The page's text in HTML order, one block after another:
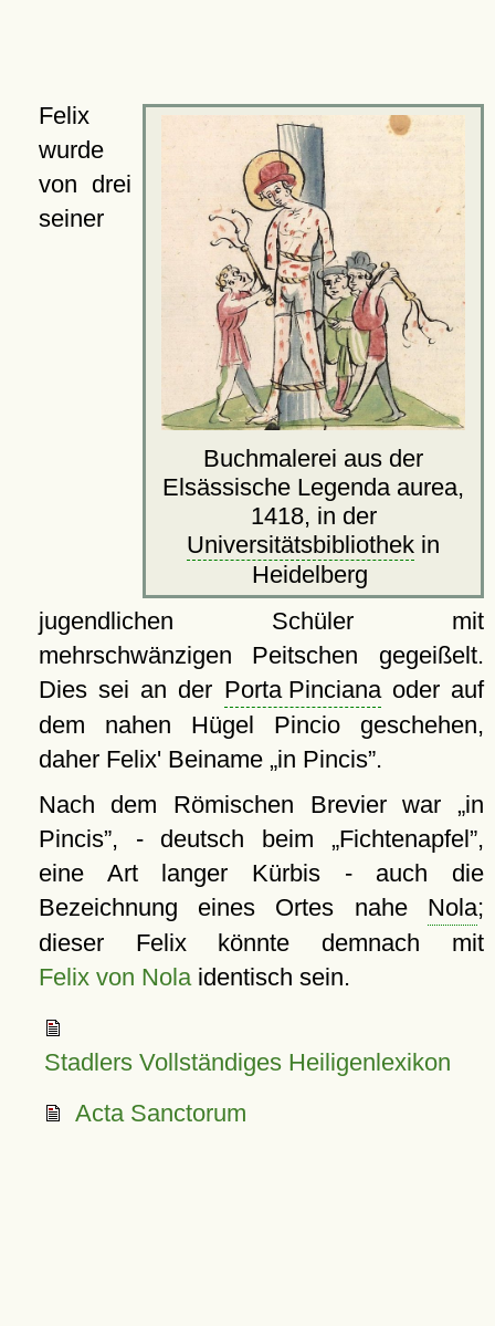
Buchmalerei aus der
Elsässische Legenda aurea,
1418, in der
Universitätsbibliothek in
Heidelberg
Felix
wurde
von drei
seiner
jugendlichen Schüler mit
mehrschwänzigen Peitschen gegeißelt.
Dies sei an der Porta Pincianaoder auf
dem nahen Hügel Pincio geschehen,
daher Felix' Beiname in Pincis .
Nach dem Römischen Brevier war
in
Pincis , - deutsch beim Fichtenapfel ,
eine Art langer Kürbis - auch die
Bezeichnung eines Ortes nahe Nola;
dieser Felix könnte demnach mit
Felix von Nolaidentisch sein.
Stadlers Vollständiges Heiligenlexikon
Acta Sanctorum